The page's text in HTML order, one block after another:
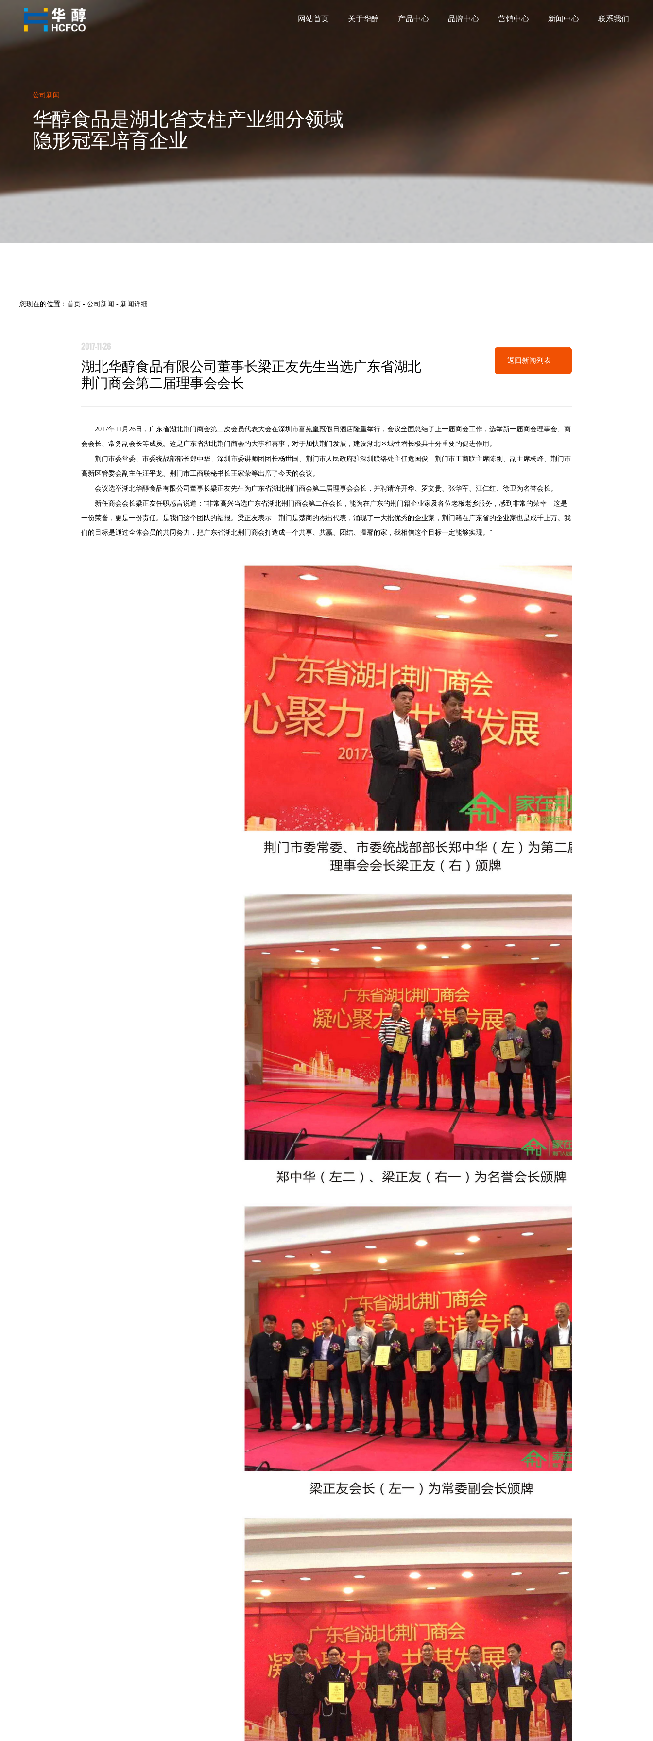
网站首页 关于华醇 产品中心 品牌中心 营销中心 新闻中心 联系我们
公司新闻
华醇食品是湖北省支柱产业细分领域
隐形冠军培育企业
您现在的位置：首页 -公司新闻- 新闻详细
2017-11-26
湖北华醇食品有限公司董事长梁正友先生当选广东省湖北
荆门商会第二届理事会会长
返回新闻列表
2017年11月26日，广东省湖北荆门商会第二次会员代表大会在深圳市富苑皇冠假日酒店隆重举行，会议全面总结了上一届商会工作，选举新一届商会理事会、商
会会长、常务副会长等成员。这是广东省湖北荆门商会的大事和喜事，对于加快荆门发展，建设湖北区域性增长极具十分重要的促进作用。
荆门市委常委、市委统战部部长郑中华、深圳市委讲师团团长杨世国、荆门市人民政府驻深圳联络处主任危国俊、荆门市工商联主席陈刚、副主席杨峰、荆门市
高新区管委会副主任汪平龙、荆门市工商联秘书长王家荣等出席了今天的会议。
会议选举湖北华醇食品有限公司董事长梁正友先生为广东省湖北荆门商会第二届理事会会长，并聘请许开华、罗文贵、张华军、江仁红、徐卫为名誉会长。
新任商会会长梁正友任职感言说道： “非常高兴当选广东省湖北荆门商会第二任会长，能为在广东的荆门籍企业家及各位老板老乡服务，感到非常的荣幸！这是
一份荣誉，更是一份责任。是我们这个团队的福报。梁正友表示，荆门是楚商的杰出代表，涌现了一大批优秀的企业家，荆门籍在广东省的企业家也是成千上万。我
们的目标是通过全体会员的共同努力，把广东省湖北荆门商会打造成一个共享、共赢、团结、温馨的家，我相信这个目标一定能够实现。”